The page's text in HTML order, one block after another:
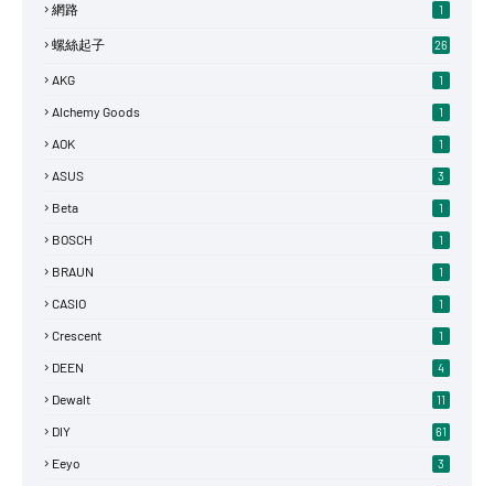
網路 1
螺絲起子 26
AKG 1
Alchemy Goods 1
AOK 1
ASUS 3
Beta 1
BOSCH 1
BRAUN 1
CASIO 1
Crescent 1
DEEN 4
Dewalt 11
DIY 61
Eeyo 3